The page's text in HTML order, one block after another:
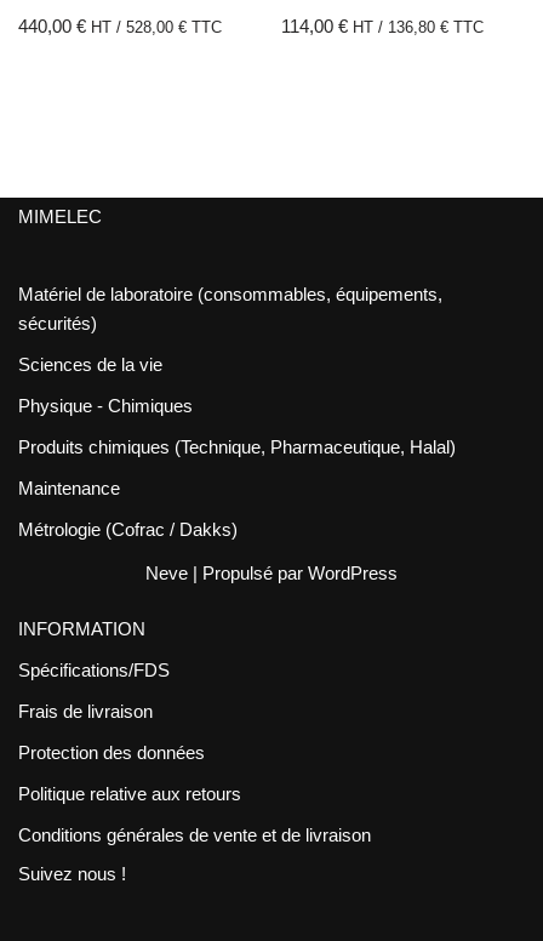
440,00 € HT / 528,00 € TTC 114,00€ HT / 136,80€ TTC
MIMELEC
Matériel de laboratoire (consommables, équipements,
sécurités)
Sciences de la vie
Physique - Chimiques
Produits chimiques (Technique, Pharmaceutique, Halal)
Maintenance
Métrologie (Cofrac / Dakks)
Neve | Propulsé par WordPress
INFORMATION
Spécifications/FDS
Frais de livraison
Protection des données
Politique relative aux retours
Conditions générales de vente et de livraison
Suivez nous !